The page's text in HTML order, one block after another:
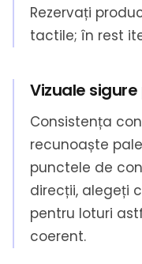
Rezervați
tactile; în rest
Vizuale
Consistența
recunoaște
punctele de
direcții, alegeți
pentru loturi
coerent.